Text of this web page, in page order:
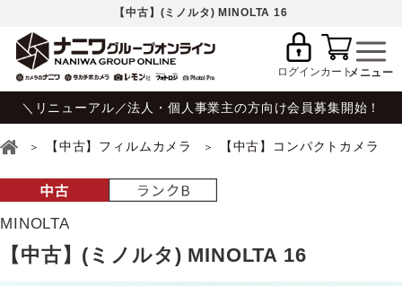
【中古】(ミノルタ) MINOLTA 16
ログインカート
＼リニューアル／法人・個人事業主の方向け会員募集開始！
【中古】フィルムカメラ 【中古】コンパクトカメラ
MINOLTA
【中古】(ミノルタ) MINOLTA 16